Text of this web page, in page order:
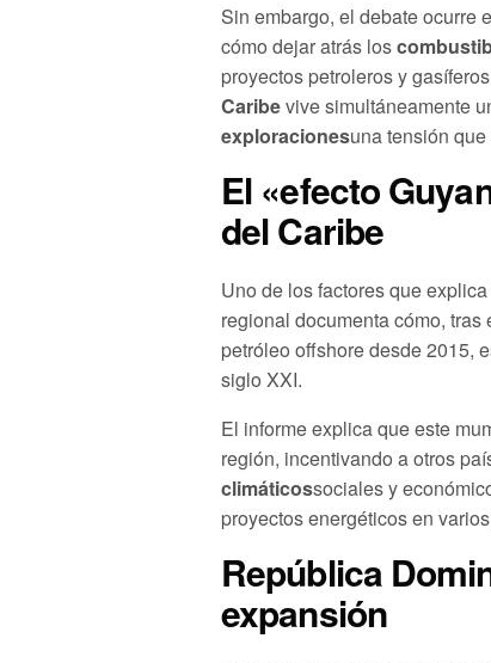
Sin embargo, el debate ocurre
cómo dejar atrás los
proyectos petroleros y
Caribevive simultáneamente
exploracionesuna tensión
El «efecto
del Caribe
Uno de los factores que
regional documenta cómo,
petróleo offshore desde 2015,
siglo XXI.
El informe explica que este
región, incentivando a otros
climáticossociales y
proyectos energéticos en
República
expansión